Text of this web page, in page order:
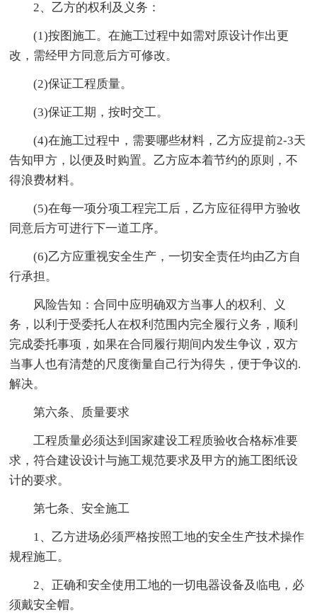
2、乙方的权利及义务：
(1)按图施工。在施工过程中如需对原设计作出更
改，需经甲方同意后方可修改。
(2)保证工程质量。
(3)保证工期，按时交工。
(4)在施工过程中，需要哪些材料，乙方应提前2-3天
告知甲方，以便及时购置。乙方应本着节约的原则，不
得浪费材料。
(5)在每一项分项工程完工后，乙方应征得甲方验收
同意后方可进行下一道工序。
(6)乙方应重视安全生产，一切安全责任均由乙方自
行承担。
风险告知：合同中应明确双方当事人的权利、义
务，以利于受委托人在权利范围内完全履行义务，顺利
完成委托事项，如果在合同履行期间内发生争议，双方
当事人也有清楚的尺度衡量自己行为得失，便于争议的.
解决。
第六条、质量要求
工程质量必须达到国家建设工程质验收合格标准要
求，符合建设设计与施工规范要求及甲方的施工图纸设
计的要求。
第七条、安全施工
1、乙方进场必须严格按照工地的安全生产技术操作
规程施工。
2、正确和安全使用工地的一切电器设备及临电，必
须戴安全帽。